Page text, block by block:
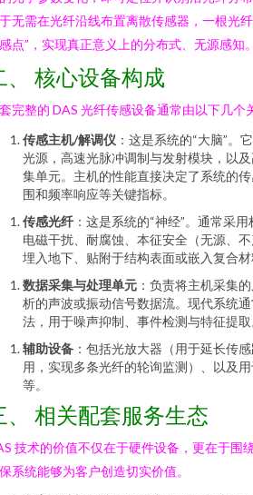
无需在光纤沿线布置离散传感器，一根光
点”，实现真正意义上的分布式、无源感知。
、 核心设备构成
完整的 DAS 光纤传感设备通常由以下几个
传感主机/解调仪 ：这是系统的“大脑”。
光源，高速光脉冲调制与发射模块，以
集单元。主机的性能直接决定了系统的
围和频率响应等关键指标。
传感光纤 ：这是系统的“神经”。通常采
电磁干扰、耐腐蚀、本征安全（无源、
埋入地下、贴附于结构表面或嵌入复合材
数据采集与处理单元 ：负责将主机采集
析的声波或振动信号数据流。现代系统
法，用于噪声抑制、事件检测与特征提取
辅助设备 ：包括光放大器（用于延长传
用，实现多条光纤的轮询监测）、以及
等。
、 相关配套服务生态
技术的价值不仅在于硬件设备，更在于围
系统能够为客户创造切实价值。